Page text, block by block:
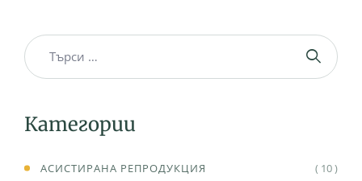
Категории
АСИСТИРАНА РЕПРОДУКЦИЯ ( 10 )